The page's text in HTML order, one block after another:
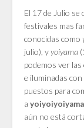
El 17 de Julio
festivales mas
conocidas como
julio), yyoiyama
podemos ver
e iluminadas
puestos para
ayoiyoiyoiyama
aún no está